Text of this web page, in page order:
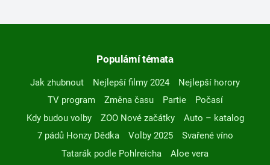
Populární témata
Jak zhubnout Nejlepší filmy 2024
Nejlepší horory
TV program
Změna času Partie
Počasí
Kdy budou volby
ZOO Nové začátky
Auto – katalog
7 pádů Honzy Dědka
Volby 2025
Svařené víno
Tatarák podle Pohlreicha
Aloe vera